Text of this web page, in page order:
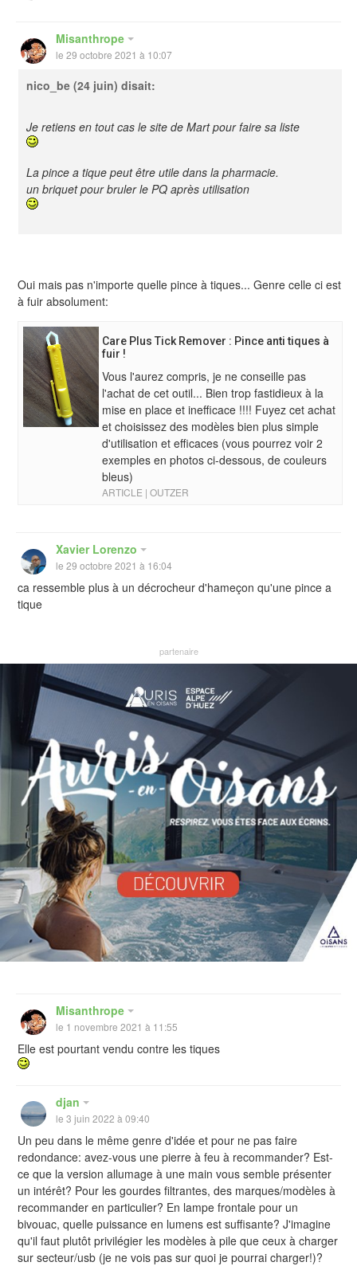
Misanthrope
le 29 octobre 2021 à 10:07
nico_be (24 juin) disait:
Je retiens en tout cas le site de Mart pour faire sa liste
La pince a tique peut être utile dans la pharmacie.
un briquet pour bruler le PQ après utilisation
Oui mais pas n'importe quelle pince à tiques... Genre celle ci est
à fuir absolument:
Care Plus Tick Remover : Pince anti tiques à
fuir !
Vous l'aurez compris, je ne conseille pas
l'achat de cet outil... Bien trop fastidieux à la
mise en place et inefficace !!!! Fuyez cet achat
et choisissez des modèles bien plus simple
d'utilisation et efficaces (vous pourrez voir 2
exemples en photos ci-dessous, de couleurs
bleus)
ARTICLE | OUTZER
Xavier Lorenzo
le 29 octobre 2021 à 16:04
ca ressemble plus à un décrocheur d'hameçon qu'une pince a
tique
Misanthrope
le 1 novembre 2021 à 11:55
Elle est pourtant vendu contre les tiques
djan
le 3 juin 2022 à 09:40
Un peu dans le même genre d'idée et pour ne pas faire
redondance: avez-vous une pierre à feu à recommander? Est-
ce que la version allumage à une main vous semble présenter
un intérêt? Pour les gourdes filtrantes, des marques/modèles à
recommander en particulier? En lampe frontale pour un
bivouac, quelle puissance en lumens est suffisante? J'imagine
qu'il faut plutôt privilégier les modèles à pile que ceux à charger
sur secteur/usb (je ne vois pas sur quoi je pourrai charger!)?